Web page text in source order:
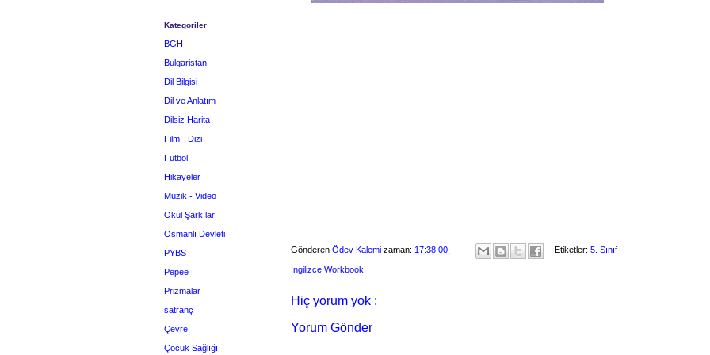
Gönderen Ödev Kalemi zaman: 17:38:00 Etiketler: 5. Sınıf
İngilizce Workbook
Hiç yorum yok :
Yorum Gönder
Kategoriler
BGH
Bulgaristan
Dil Bilgisi
Dil ve Anlatım
Dilsiz Harita
Film - Dizi
Futbol
Hikayeler
Müzik - Video
Okul Şarkıları
Osmanlı Devleti
PYBS
Pepee
Prizmalar
satranç
Çevre
Çocuk Sağlığı